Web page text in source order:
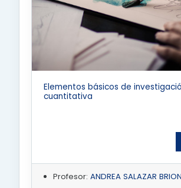
Elementos básicos de
cuantitativa
Profesor: ANDREA SALAZAR